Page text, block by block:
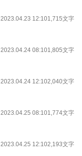
2023.04.23 12:101,715文字
2023.04.24 08:101,805文字
2023.04.24 12:102,040文字
2023.04.25 08:101,774文字
2023.04.25 12:102,193文字